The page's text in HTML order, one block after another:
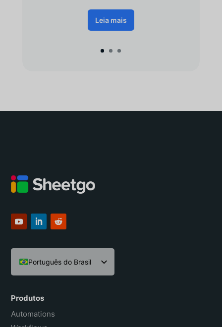
Leia mais
Português do Brasil
English
Español
Français
Produtos
Automations